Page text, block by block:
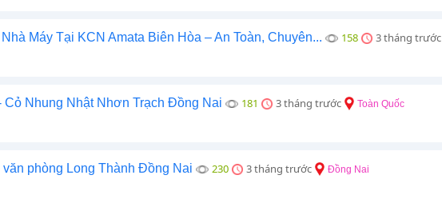
Máy Tại KCN Amata Biên Hòa – An Toàn, Chuyên... 158 3 tháng trước
Cỏ Nhung Nhật Nhơn Trạch Đồng Nai 181 3 tháng trước Toàn Quốc
phòng Long Thành Đồng Nai 230 3 tháng trước Đồng Nai